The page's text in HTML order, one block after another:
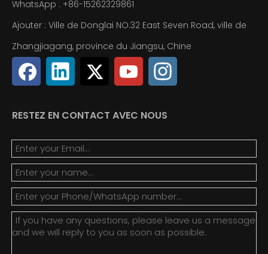
WhatsApp : +86-15262329861
Ajouter : Ville de Donglai NO.32 East Seven Road, ville de
Zhangjiagang, province du Jiangsu, Chine
RESTEZ EN CONTACT AVEC NOUS